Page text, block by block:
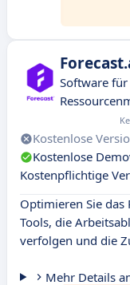
Software
Kostenlose
Kostenlose
Kostenpflichtige
Optimieren Sie
Tools, die
verfolgen und die
Mehr Details